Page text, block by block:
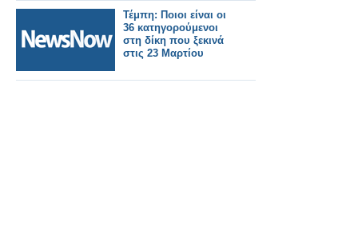
Τέμπη: Ποιοι είναι οι
36 κατηγορούμενοι
στη δίκη που ξεκινά
στις 23 Μαρτίου